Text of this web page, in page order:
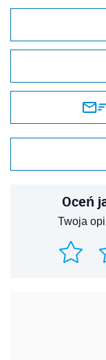
Oceń
Twoja